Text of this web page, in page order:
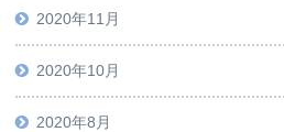
2020年11月
2020年10月
2020年8月